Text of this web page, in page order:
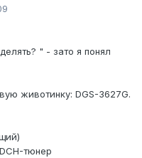
" - зато я понял
животинку: DGS-3627G.
тюнер